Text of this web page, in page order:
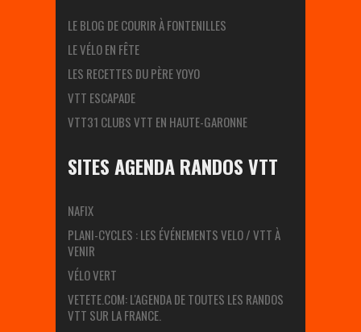
LE BLOG DE COURIR À FONTENILLES
LE VÉLO EN FÊTE
LES RECETTES DU PÈRE YOYO
VTT ESCAPADE
VTT31 CLUBS VTT EN HAUTE-GARONNE
SITES AGENDA RANDOS VTT
NAFIX
PLANI-CYCLES : LES ÉVÉNEMENTS VELO / VTT À
VENIR
VÉLO VERT
VETETE.COM: L'AGENDA DE TOUTES LES RANDOS
VTT SUR LA FRANCE.